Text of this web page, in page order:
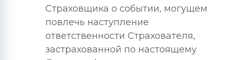
Страховщика о событии, могущем
повлечь наступление
ответственности Страхователя,
застрахованной по настоящему